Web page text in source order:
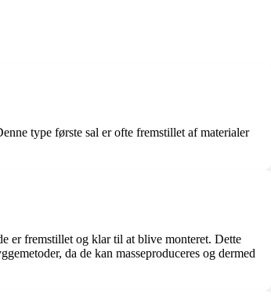
type første sal er ofte fremstillet af materialer
er fremstillet og klar til at blive monteret. Dette
da de kan masseproduceres og dermed